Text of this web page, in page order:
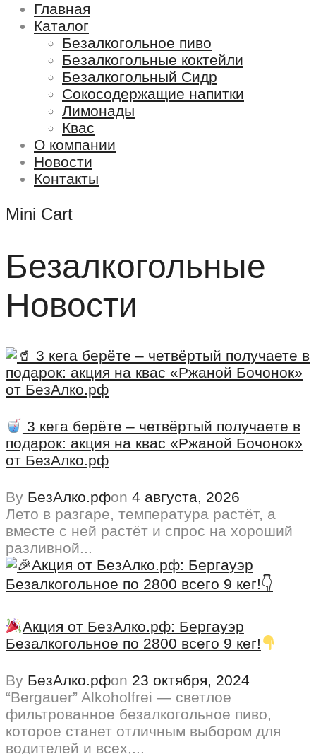
Главная
Каталог
Безалкогольное пиво
Безалкогольные коктейли
Безалкогольный Сидр
Сокосодержащие напитки
Лимонады
Квас
О компании
Новости
Контакты
Mini Cart
Безалкогольные
Новости
3 кега берёте – четвёртый получаете в
подарок: акция на квас «Ржаной Бочонок»
от БезАлко.рф
By БезАлко.рфon 4 августа, 2026
Лето в разгаре, температура растёт, а
вместе с ней растёт и спрос на хороший
разливной...
Акция от БезАлко.рф: Бергауэр
Безалкогольное по 2800 всего 9 кег!
By БезАлко.рфon 23 октября, 2024
“Bergauer” Alkoholfrei — светлое
фильтрованное безалкогольное пиво,
которое станет отличным выбором для
водителей и всех,...